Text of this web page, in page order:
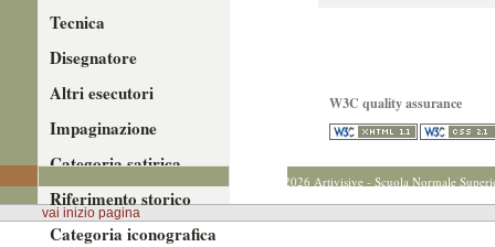
Tecnica
Disegnatore
Altri esecutori
Impaginazione
Categoria satirica
Riferimento storico
Categoria iconografica
W3C quality assurance
© 2012 - 2026 Artivisive - Scuola Normale
vai inizio pagina